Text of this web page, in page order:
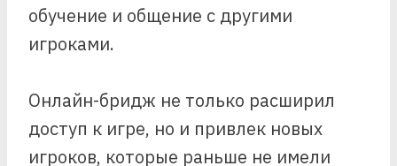
обучение и общение с другими
игроками.
Онлайн-бридж не только расширил
доступ к игре, но и привлек новых
игроков, которые раньше не имели